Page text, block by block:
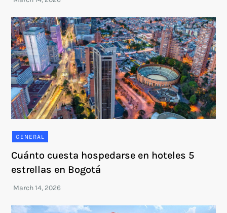
GENERAL
Cuánto cuesta hospedarse en hoteles 5
estrellas en Bogotá